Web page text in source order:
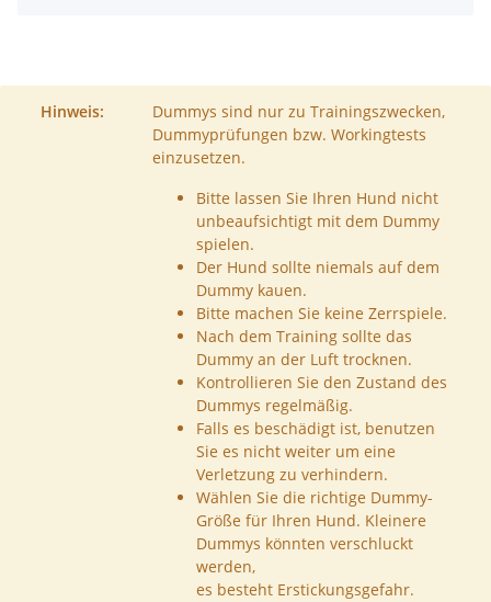
Hinweis:
Dummys sind nur zu Trainingszwecken,
Dummyprüfungen bzw. Workingtests
einzusetzen.
Bitte lassen Sie Ihren Hund nicht
unbeaufsichtigt mit dem Dummy
spielen.
Der Hund sollte niemals auf dem
Dummy kauen.
Bitte machen Sie keine Zerrspiele.
Nach dem Training sollte das
Dummy an der Luft trocknen.
Kontrollieren Sie den Zustand des
Dummys regelmäßig.
Falls es beschädigt ist, benutzen
Sie es nicht weiter um eine
Verletzung zu verhindern.
Wählen Sie die richtige Dummy-
Größe für Ihren Hund. Kleinere
Dummys könnten verschluckt
werden,
es besteht Erstickungsgefahr.